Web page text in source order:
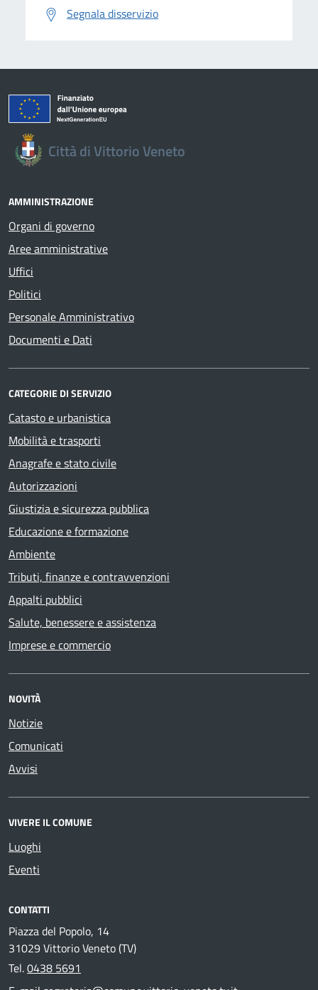
Segnala disservizio
Città di Vittorio Veneto
AMMINISTRAZIONE
Organi di governo
Aree amministrative
Uffici
Politici
Personale Amministrativo
Documenti e Dati
CATEGORIE DI SERVIZIO
Catasto e urbanistica
Mobilità e trasporti
Anagrafe e stato civile
Autorizzazioni
Giustizia e sicurezza pubblica
Educazione e formazione
Ambiente
Tributi, finanze e contravvenzioni
Appalti pubblici
Salute, benessere e assistenza
Imprese e commercio
NOVITÀ
Notizie
Comunicati
Avvisi
VIVERE IL COMUNE
Luoghi
Eventi
CONTATTI
Piazza del Popolo, 14
31029 Vittorio Veneto (TV)
Tel.0438 5691